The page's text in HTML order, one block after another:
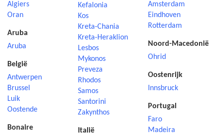
Algiers
Oran
Aruba
Aruba
België
Antwerpen
Brussel
Luik
Oostende
Bonaire
Kefalonia
Kos
Kreta-Chania
Kreta-Heraklion
Lesbos
Mykonos
Preveza
Rhodos
Samos
Santorini
Zakynthos
Italië
Amsterdam
Eindhoven
Rotterdam
Noord-Macedonië
Ohrid
Oostenrijk
Innsbruck
Portugal
Faro
Madeira